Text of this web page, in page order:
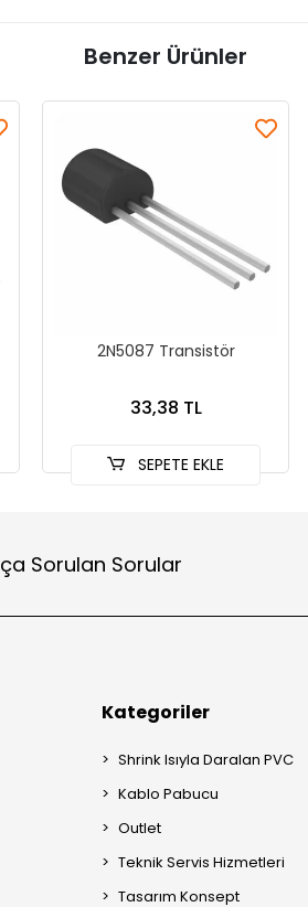
Benzer Ürünler
2N5087 Transistör
33,38 TL
SEPETE EKLE
Sorulan Sorular
Kategoriler
Shrink Isıyla Daralan PVC
Kablo Pabucu
Outlet
Teknik Servis Hizmetleri
Tasarım Konsept